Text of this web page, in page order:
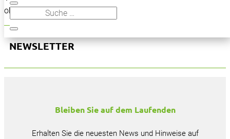
oben, um den Beitrag zu finden.
NEWSLETTER
Bleiben Sie auf dem Laufenden
Erhalten Sie die neuesten News und Hinweise auf